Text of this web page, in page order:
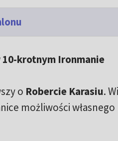
krotnym Ironmanie
o Robercie Karasiu.
możliwości własnego